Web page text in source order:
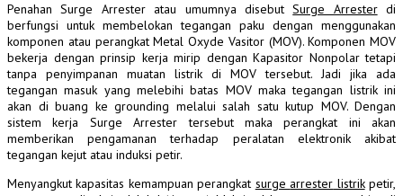
Penahan Surge Arrester atau umumnya disebutSurge Arresterdi
berfungsi untuk membelokan tegangan paku dengan menggunakan
komponen atau perangkat Metal Oxyde Vasitor (MOV). Komponen MOV
bekerja dengan prinsip kerja mirip dengan Kapasitor Nonpolar tetapi
tanpa penyimpanan muatan listrik di MOV tersebut. Jadi jika ada
tegangan masuk yang melebihi batas MOV maka tegangan listrik ini
akan di buang ke grounding melalui salah satu kutup MOV. Dengan
sistem kerja SurgeArrester tersebut maka perangkat ini akan
memberikan pengamanan terhadap peralatan elektronik akibat
tegangan kejut atau induksi petir.
Menyangkut kapasitas kemampuan perangkat surge arrester listrikpetir,